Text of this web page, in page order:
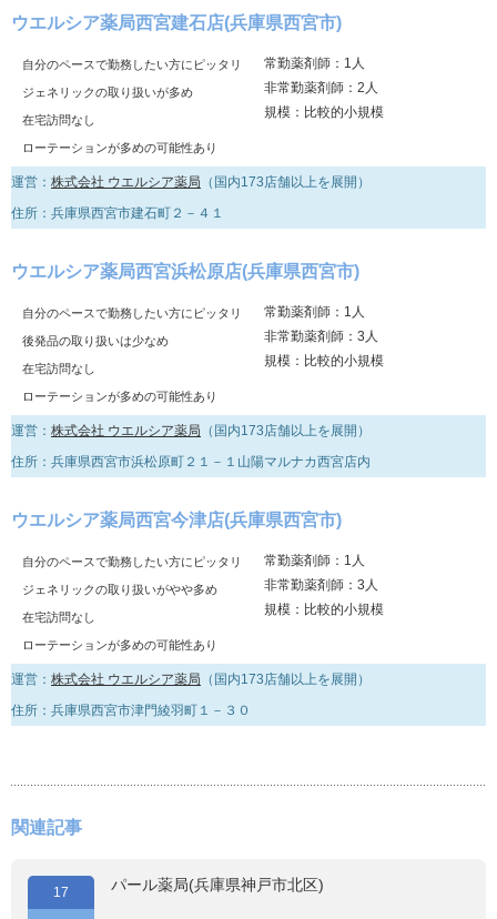
ウエルシア薬局西宮建石店(兵庫県西宮市)
自分のペースで勤務したい方にピッタリ
ジェネリックの取り扱いが多め
在宅訪問なし
ローテーションが多めの可能性あり
常勤薬剤師：1人
非常勤薬剤師：2人
規模：比較的小規模
運営： 株式会社 ウエルシア薬局 （国内173店舗以上を展開）
住所：兵庫県西宮市建石町２－４１
ウエルシア薬局西宮浜松原店(兵庫県西宮市)
自分のペースで勤務したい方にピッタリ
後発品の取り扱いは少なめ
在宅訪問なし
ローテーションが多めの可能性あり
常勤薬剤師：1人
非常勤薬剤師：3人
規模：比較的小規模
運営： 株式会社 ウエルシア薬局 （国内173店舗以上を展開）
住所：兵庫県西宮市浜松原町２１－１山陽マルナカ西宮店内
ウエルシア薬局西宮今津店(兵庫県西宮市)
自分のペースで勤務したい方にピッタリ
ジェネリックの取り扱いがやや多め
在宅訪問なし
ローテーションが多めの可能性あり
常勤薬剤師：1人
非常勤薬剤師：3人
規模：比較的小規模
運営： 株式会社 ウエルシア薬局 （国内173店舗以上を展開）
住所：兵庫県西宮市津門綾羽町１－３０
関連記事
17 パール薬局(兵庫県神戸市北区)